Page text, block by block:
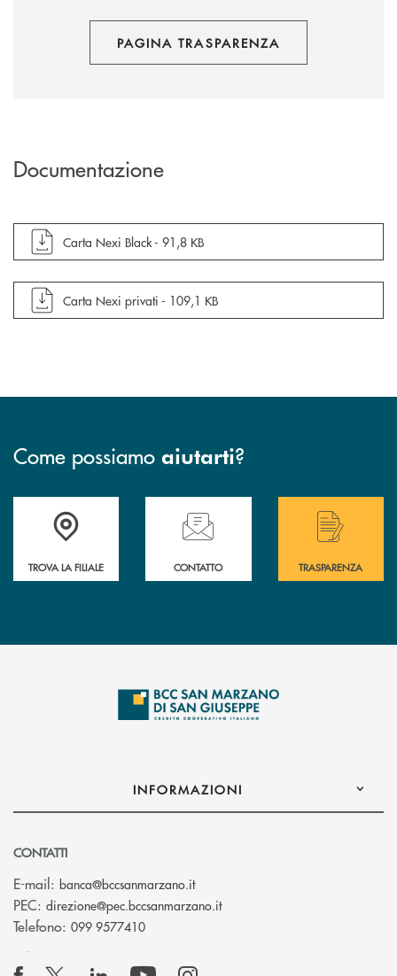
PAGINA TRASPARENZA
Documentazione
apre documento in una nuova finestra
Carta Nexi Black - 91,8 KB
apre documento in una nuova finestra
Carta Nexi privati - 109,1 KB
Come possiamo aiutarti?
Accedi all' elenco completo delle filiali di Bcc San Marzano.
TROVA LA FILIALE
Hai bisogno di assistenza immediata?
CONTATTO
Hai bisogno di
TRASPARENZA
INFORMAZIONI
CONTATTI
E-mail: banca@bccsanmarzano.it(si apre l’app di posta
PEC: direzione@pec.bccsanmarzano.it(si apre l’app di posta
Telefono: 099 9577410